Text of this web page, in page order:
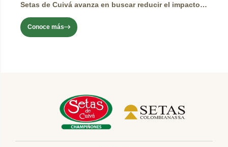
Setas de Cuivá avanza en buscar reducir el impacto ambiental de sus productos y operaciones.
Conoce más